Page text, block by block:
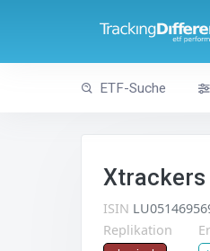
ETF-Suche
Xtrackers
ISIN
Replikation